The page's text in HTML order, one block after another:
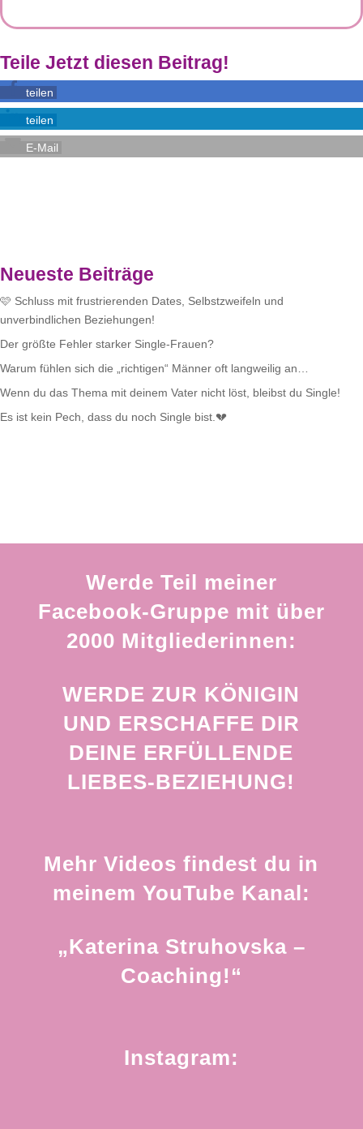
Teile Jetzt diesen Beitrag!
teilen
teilen
E-Mail
Neueste Beiträge
🩷 Schluss mit frustrierenden Dates, Selbstzweifeln und
unverbindlichen Beziehungen!
Der größte Fehler starker Single-Frauen?
Warum fühlen sich die „richtigen“ Männer oft langweilig an…
Wenn du das Thema mit deinem Vater nicht löst, bleibst du Single!
Es ist kein Pech, dass du noch Single bist.💔
Werde Teil meiner
Facebook-Gruppe mit über
2000 Mitgliederinnen:
WERDE ZUR KÖNIGIN
UND ERSCHAFFE DIR
DEINE ERFÜLLENDE
LIEBES-BEZIEHUNG!
Mehr Videos findest du in
meinem YouTube Kanal:
„Katerina Struhovska –
Coaching!“
Instagram: